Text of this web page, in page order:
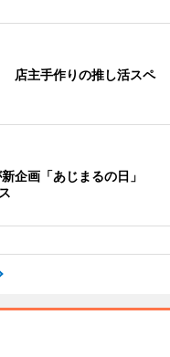
店主手作りの推し活スペ
企画「あじまるの日」